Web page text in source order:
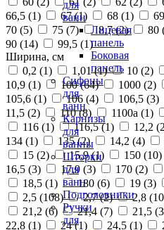
для
ванн
Лицевая
панель
Боковая
панель
Сифоны
для
ванн
Карнизы
для
ванны
Шторки
для
ванн
Подголовники
Ручки
для
66,5 (1) 67 (1) 68 (1)
70 (5) 75 (7) 8,7 (2) 80
90 (14) 99,5 (1)
Ширина, см
0,2 (1) 1,01 (1) 10 (2)
10,9 (1) 100 (64) 1000 (2)
105,6 (1) 106 (4) 106,5 (3)
11,5 (2) 110 (8) 1100а (1)
116 (1) 116,5 (1) 12,2 (2
134 (1) 135 (2) 14,2 (4)
15 (2) 15,9 (1) 150 (10)
16,5 (3) 17,9 (3) 170 (2)
18,5 (1) 180 (6) 19 (3)
2,5 (108) 2,7 (2) 2,8 (10
21,2 (6) 21,4 (7) 21,5 (3
22,8 (1) 24 (1) 24,5 (1)